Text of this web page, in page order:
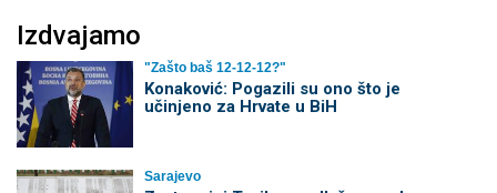
Izdvajamo
"Zašto baš 12-12-12?"
Konaković: Pogazili su ono što je
učinjeno za Hrvate u BiH
Sarajevo